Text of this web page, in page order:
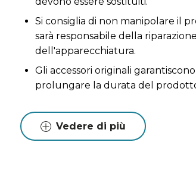
Si consiglia di non manipolare il
sarà responsabile della
dell'apparecchiatura.
Gli accessori originali
prolungare la durata del
Vedere di più